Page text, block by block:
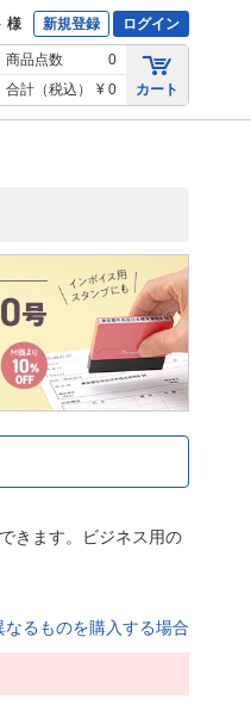
様 新規登録 ログイン
商品点数
0
合計（税込）
¥ 0 カート
きます。ビジネス用の
るものを購入する場合